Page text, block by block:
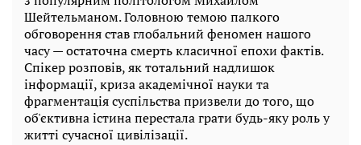
Шейтельманом. Головною темою палкого
обговорення став глобальний феномен нашого
часу — остаточна смерть класичної епохи фактів.
Спікер розповів, як тотальний надлишок
інформації, криза академічної науки та
фрагментація суспільства призвели до того, що
об'єктивна істина перестала грати будь-яку роль у
житті сучасної цивілізації.